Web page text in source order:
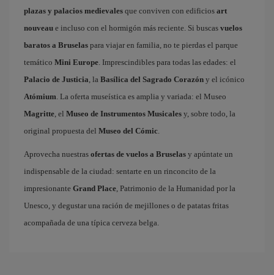
plazas y palacios medievales que conviven con edificios art
nouveau e incluso con el hormigón más reciente. Si buscas vuelos
baratos a Bruselas para viajar en familia, no te pierdas el parque
temático Mini Europe. Imprescindibles para todas las edades: el
Palacio de Justicia, la Basílica del Sagrado Corazón y el icónico
Atómium. La oferta museística es amplia y variada: el Museo
Magritte, el Museo de Instrumentos Musicales y, sobre todo, la
original propuesta del Museo del Cómic.
Aprovecha nuestras ofertas de vuelos a Bruselas y apúntate un
indispensable de la ciudad: sentarte en un rinconcito de la
impresionante Grand Place, Patrimonio de la Humanidad por la
Unesco, y degustar una ración de mejillones o de patatas fritas
acompañada de una típica cerveza belga.